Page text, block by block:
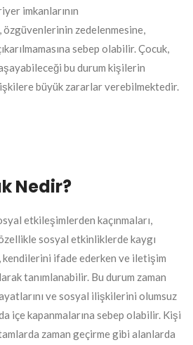
imkanlarının
zedelenmesine,
sebep olabilir. Çocuk,
bu durum kişilerin
büyük zararlar verebilmektedir.
Nedir?
etkileşimlerden kaçınmaları,
sosyal etkinliklerde kaygı
ifade ederken ve iletişim
tanımlanabilir. Bu durum zaman
ve sosyal ilişkilerini olumsuz
içe kapanmalarına sebep olabilir. Kişi
zaman geçirme gibi alanlarda